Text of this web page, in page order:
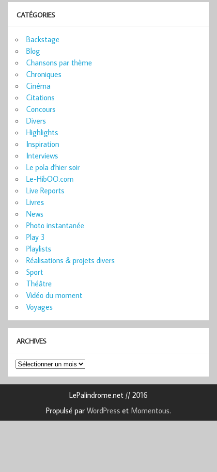
CATÉGORIES
Backstage
Blog
Chansons par thème
Chroniques
Cinéma
Citations
Concours
Divers
Highlights
Inspiration
Interviews
Le pola d'hier soir
Le-HibOO.com
Live Reports
Livres
News
Photo instantanée
Play 3
Playlists
Réalisations & projets divers
Sport
Théâtre
Vidéo du moment
Voyages
ARCHIVES
Archives
LePalindrome.net // 2016
Propulsé par WordPress et Momentous.